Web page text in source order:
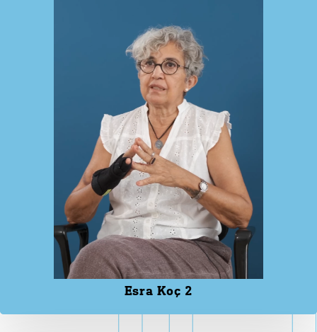
Esra Koç 2